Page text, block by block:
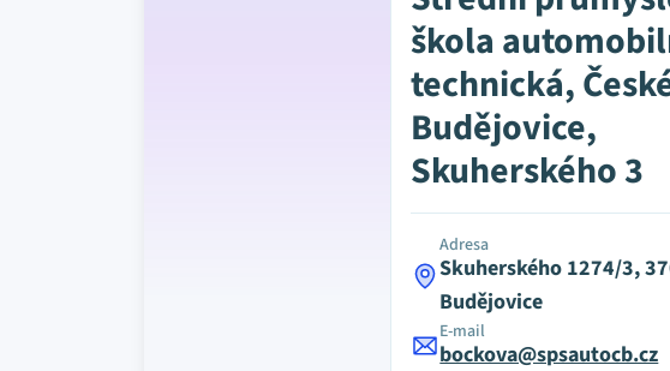
škola
technická,
Budějovice,
Skuherského 3
Adresa
Skuherského 1274/3,
Budějovice
E-mail
bockova@spsautocb.cz